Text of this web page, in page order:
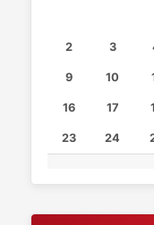
2 3
9 10
16 17
23 24